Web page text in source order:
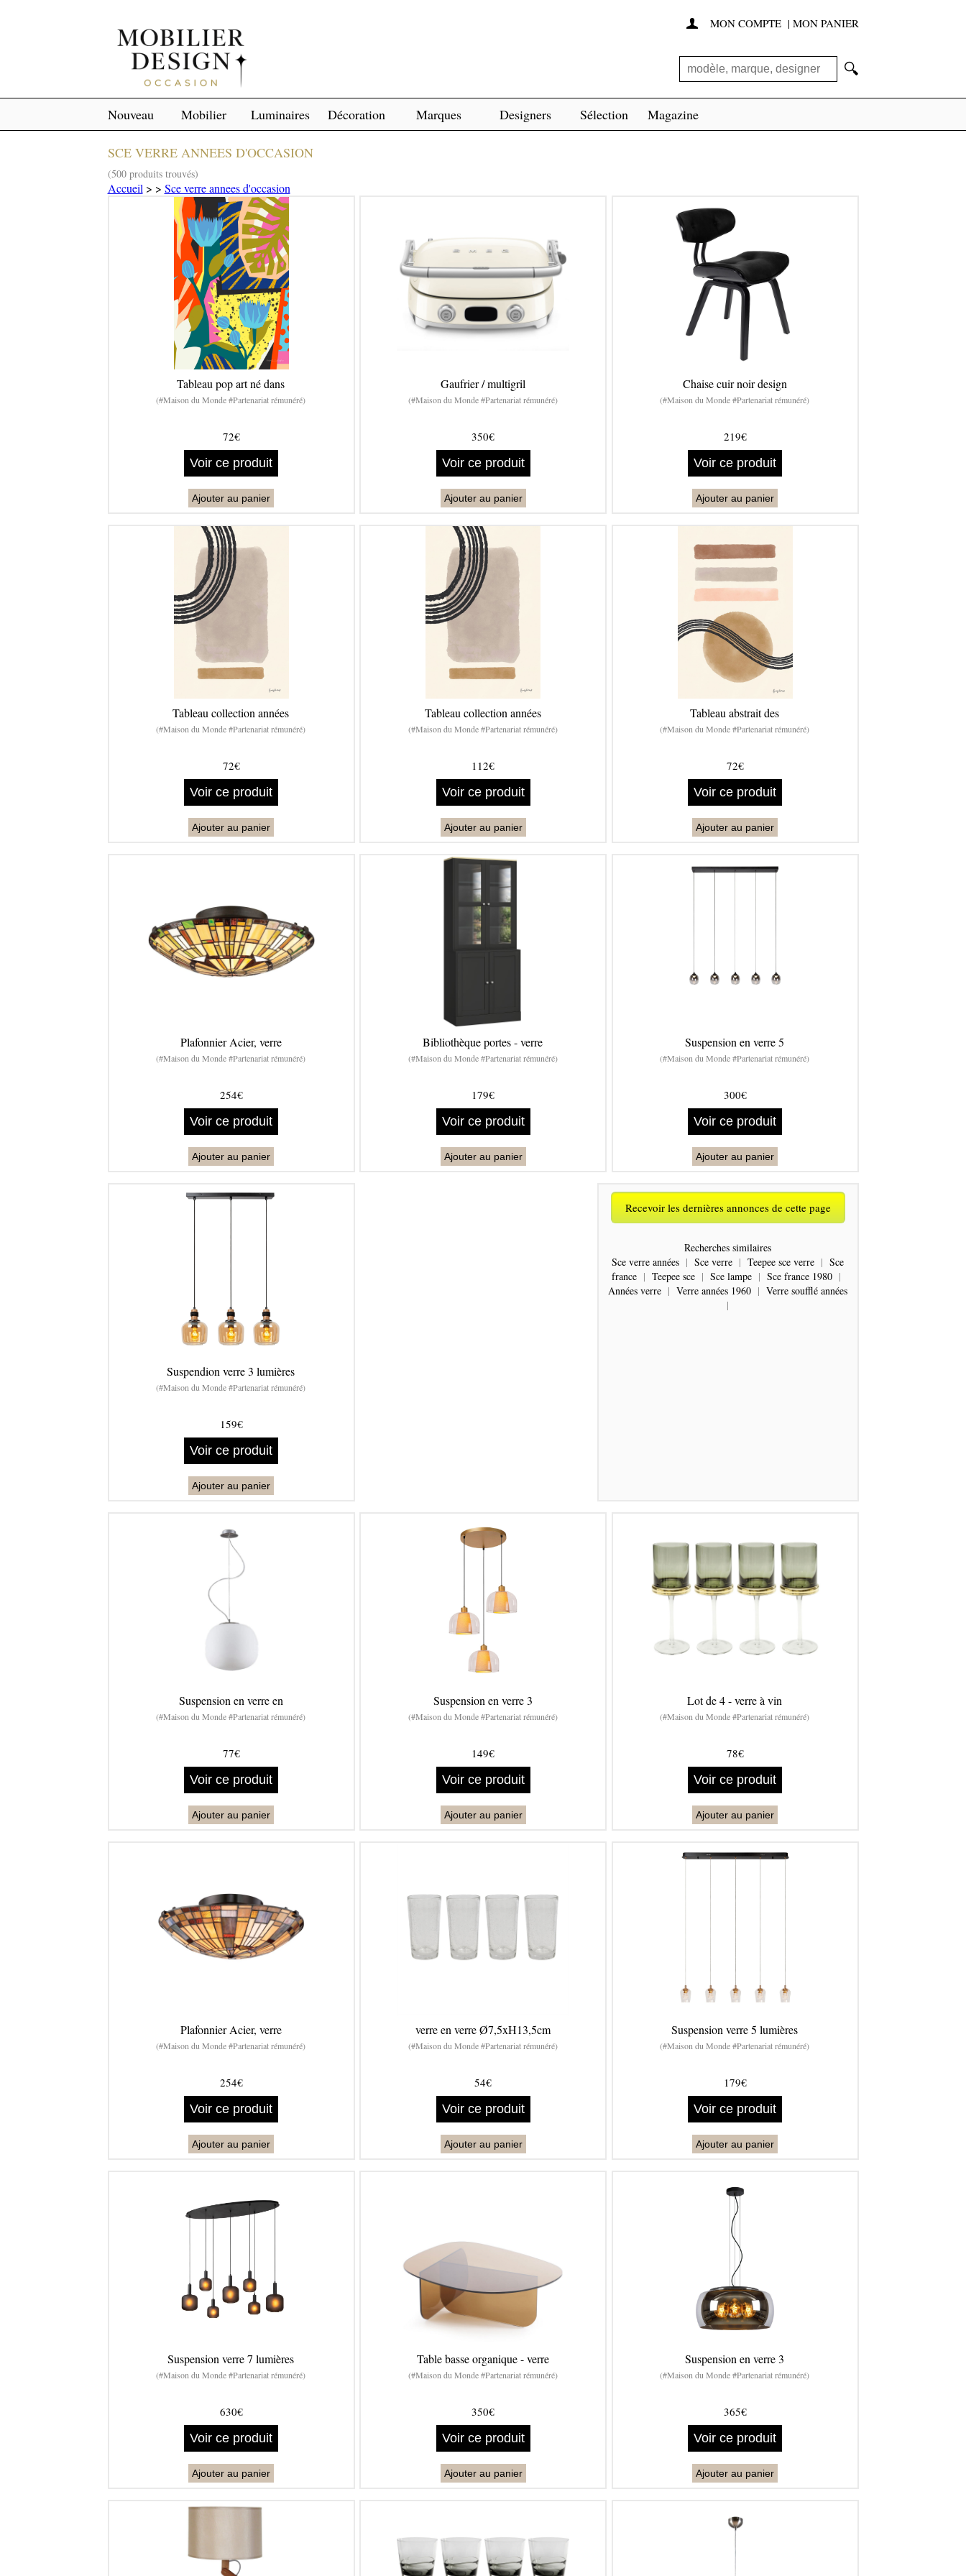
 MON COMPTE | MON PANIER
🔍
Nouveau Mobilier Luminaires Décoration Marques Designers Sélection Magazine
SCE VERRE ANNEES D'OCCASION
(500 produits trouvés)
Accueil> > Sce verre annees d'occasion
Tableau pop art né dans
(#Maison du Monde #Partenariat rémunéré)
72€
Voir ce produit
Ajouter au panier
Gaufrier / multigril
(#Maison du Monde #Partenariat rémunéré)
350€
Voir ce produit
Ajouter au panier
Chaise cuir noir design
(#Maison du Monde #Partenariat rémunéré)
219€
Voir ce produit
Ajouter au panier
Tableau collection années
(#Maison du Monde #Partenariat rémunéré)
72€
Voir ce produit
Ajouter au panier
Tableau collection années
(#Maison du Monde #Partenariat rémunéré)
112€
Voir ce produit
Ajouter au panier
Tableau abstrait des
(#Maison du Monde #Partenariat rémunéré)
72€
Voir ce produit
Ajouter au panier
Plafonnier Acier, verre
(#Maison du Monde #Partenariat rémunéré)
254€
Voir ce produit
Ajouter au panier
Bibliothèque portes - verre
(#Maison du Monde #Partenariat rémunéré)
179€
Voir ce produit
Ajouter au panier
Suspension en verre 5
(#Maison du Monde #Partenariat rémunéré)
300€
Voir ce produit
Ajouter au panier
Suspendion verre 3 lumières
(#Maison du Monde #Partenariat rémunéré)
159€
Voir ce produit
Ajouter au panier
Recevoir les dernières annonces de cette page
Recherches similaires
Sce verre années | Sce verre | Teepee sce verre | Sce
france | Teepee sce | Sce lampe | Sce france 1980 |
Années verre | Verre années 1960 | Verre soufflé années
|
Suspension en verre en
(#Maison du Monde #Partenariat rémunéré)
77€
Voir ce produit
Ajouter au panier
Suspension en verre 3
(#Maison du Monde #Partenariat rémunéré)
149€
Voir ce produit
Ajouter au panier
Lot de 4 - verre à vin
(#Maison du Monde #Partenariat rémunéré)
78€
Voir ce produit
Ajouter au panier
Plafonnier Acier, verre
(#Maison du Monde #Partenariat rémunéré)
254€
Voir ce produit
Ajouter au panier
verre en verre Ø7,5xH13,5cm
(#Maison du Monde #Partenariat rémunéré)
54€
Voir ce produit
Ajouter au panier
Suspension verre 5 lumières
(#Maison du Monde #Partenariat rémunéré)
179€
Voir ce produit
Ajouter au panier
Suspension verre 7 lumières
(#Maison du Monde #Partenariat rémunéré)
630€
Voir ce produit
Ajouter au panier
Table basse organique - verre
(#Maison du Monde #Partenariat rémunéré)
350€
Voir ce produit
Ajouter au panier
Suspension en verre 3
(#Maison du Monde #Partenariat rémunéré)
365€
Voir ce produit
Ajouter au panier